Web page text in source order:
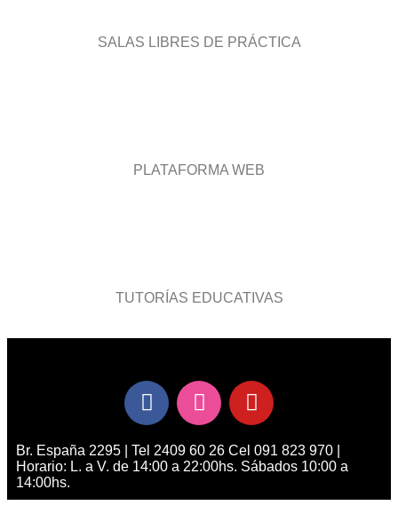
SALAS LIBRES DE PRÁCTICA
PLATAFORMA WEB
TUTORÍAS EDUCATIVAS
Br. España 2295 | Tel 2409 60 26 Cel 091 823 970 |
Horario: L. a V. de 14:00 a 22:00hs. Sábados 10:00 a
14:00hs.